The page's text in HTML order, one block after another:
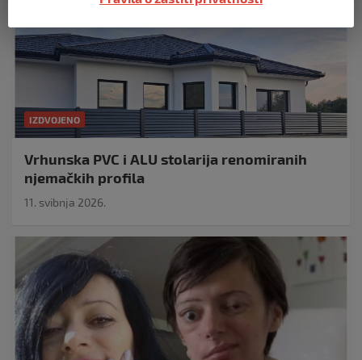
IZDVOJENO
Vrhunska PVC i ALU stolarija renomiranih
njemačkih profila
11. svibnja 2026.